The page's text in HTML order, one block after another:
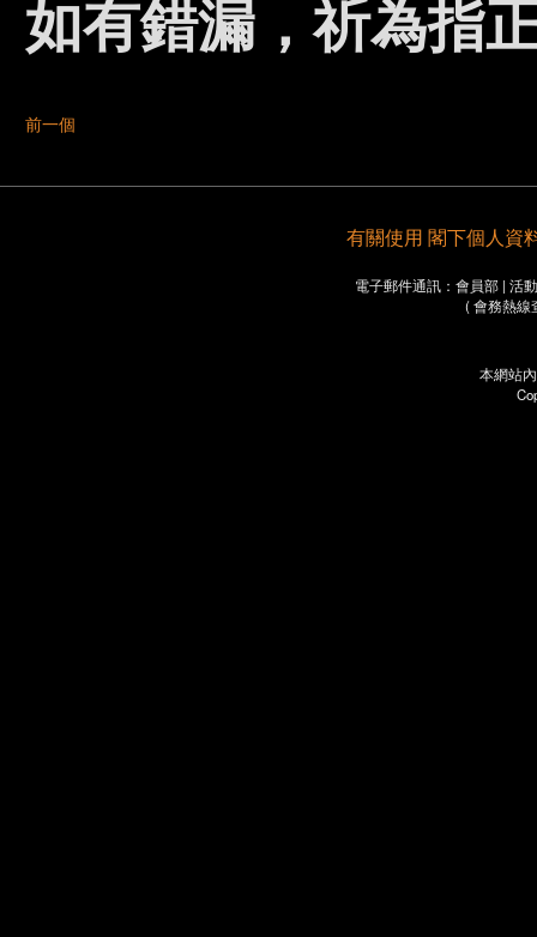
如有錯漏，祈為指
前一個
有關使用 閣下個人資
電子郵件通訊：會員部 | 活
( 會務熱線
本網站